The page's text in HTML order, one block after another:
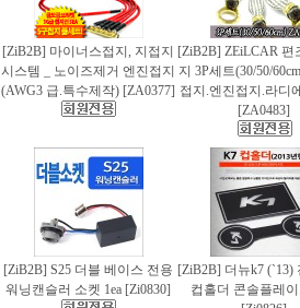
[ZiB2B] 마이너스접지, 지접지
시스템 _ 노이즈제거 엔진접지
(AWG3 급.특수제작) [ZA0377]
[ZiB2B] ZEiLCAR 편
지 3P세트(30/50/
접지.엔진접지.라디
[ZA0483]
[ZiB2B] S25 더블 베이스 전용
워닝캔슬러 소켓 1ea [Zi0830]
[ZiB2B] 더뉴k7 (`13)
컵홀더 콘솔플레